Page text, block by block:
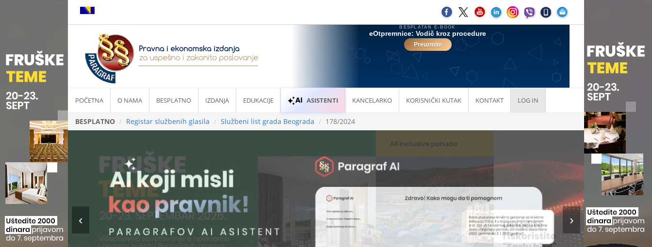
POČETNA O NAMA BESPLATNO IZDANJA EDUKACIJE ASISTENTI KANCELARKO KORISNIČKI KUTAK KONTAKT LOG IN
BESPLATNO Registar službenih glasila Službeni list grada Beograda 178/2024